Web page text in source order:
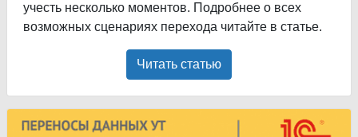
учесть несколько моментов. Подробнее о всех
возможных сценариях перехода читайте в статье.
Читать статью